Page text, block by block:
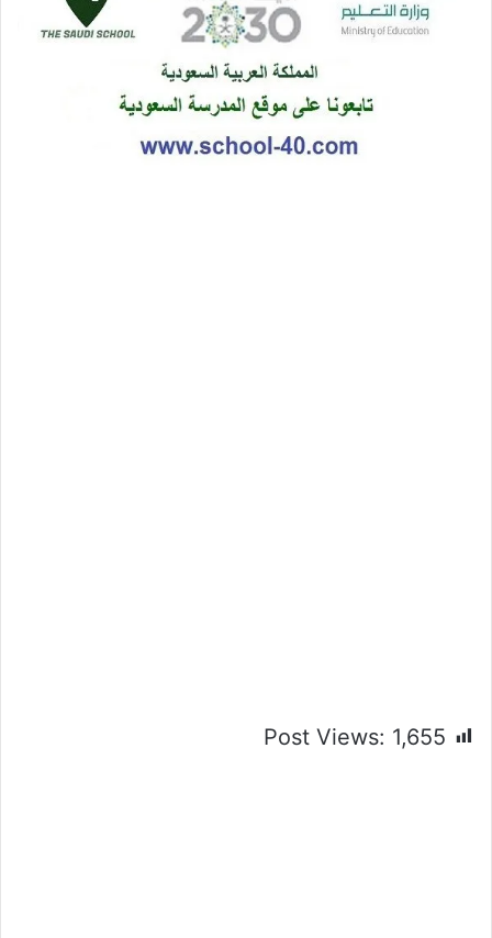
Post Views: 1,655